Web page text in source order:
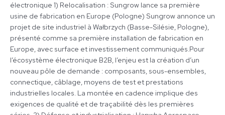
électronique 1) Relocalisation : Sungrow lance sa première
usine de fabrication en Europe (Pologne) Sungrow annonce un
projet de site industriel à Wałbrzych (Basse-Silésie, Pologne),
présenté comme sa première installation de fabrication en
Europe, avec surface et investissement communiqués.Pour
l’écosystème électronique B2B, l’enjeu est la création d’un
nouveau pôle de demande : composants, sous-ensembles,
connectique, câblage, moyens de test et prestations
industrielles locales. La montée en cadence implique des
exigences de qualité et de traçabilité dès les premières